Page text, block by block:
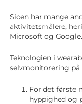
Siden har mange
aktivitetsmålere,
Microsoft og Google.
Teknologien i
selvmonitorering på
For det første
hyppighed og